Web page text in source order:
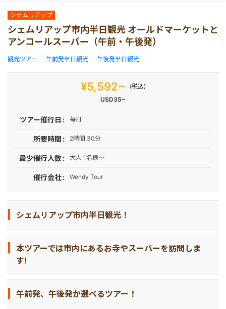
シェムリアップ
シェムリアップ市内半日観光 オールドマーケットと
アンコールスーパー（午前・午後発）
観光ツアー 午前発半日観光 午後発半日観光
¥5,592~
(税込)
USD35~
ツアー催行日 毎日
所要時間 2時間 30分
最少催行人数 大人 1名様～
催行会社 Wendy Tour
シェムリアップ市内半日観光！
本ツアーでは市内にあるお寺やスーパーを訪問しま
す!
午前発、午後発か選べるツアー！
ャーター
送迎
＆アクティビティ
ーシア
ガポール 1日観光